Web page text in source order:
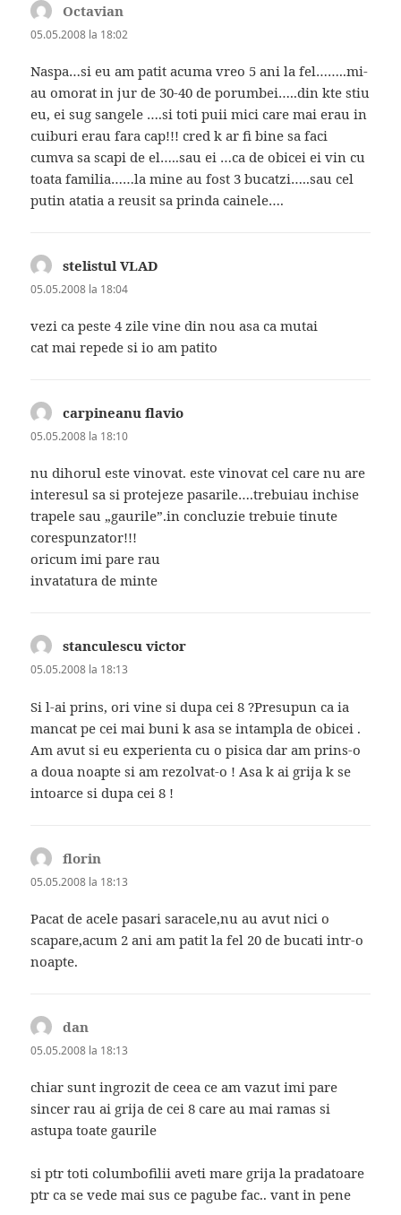
Octavian
05.05.2008 la 18:02
Naspa…si eu am patit acuma vreo 5 ani la fel……..mi-
au omorat in jur de 30-40 de porumbei…..din kte stiu
eu, ei sug sangele ….si toti puii mici care mai erau in
cuiburi erau fara cap!!! cred k ar fi bine sa faci
cumva sa scapi de el…..sau ei …ca de obicei ei vin cu
toata familia……la mine au fost 3 bucatzi…..sau cel
putin atatia a reusit sa prinda cainele….
stelistul VLAD
05.05.2008 la 18:04
vezi ca peste 4 zile vine din nou asa ca mutai
cat mai repede si io am patito
carpineanu flavio
05.05.2008 la 18:10
nu dihorul este vinovat. este vinovat cel care nu are
interesul sa si protejeze pasarile….trebuiau inchise
trapele sau „gaurile”.in concluzie trebuie tinute
corespunzator!!!
oricum imi pare rau
invatatura de minte
stanculescu victor
05.05.2008 la 18:13
Si l-ai prins, ori vine si dupa cei 8 ?Presupun ca ia
mancat pe cei mai buni k asa se intampla de obicei .
Am avut si eu experienta cu o pisica dar am prins-o
a doua noapte si am rezolvat-o ! Asa k ai grija k se
intoarce si dupa cei 8 !
florin
05.05.2008 la 18:13
Pacat de acele pasari saracele,nu au avut nici o
scapare,acum 2 ani am patit la fel 20 de bucati intr-o
noapte.
dan
05.05.2008 la 18:13
chiar sunt ingrozit de ceea ce am vazut imi pare
sincer rau ai grija de cei 8 care au mai ramas si
astupa toate gaurile
si ptr toti columbofilii aveti mare grija la pradatoare
ptr ca se vede mai sus ce pagube fac.. vant in pene